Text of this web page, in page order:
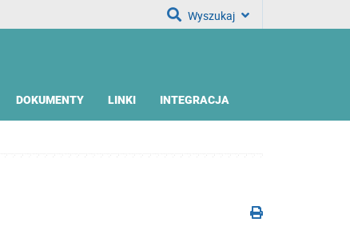
Wyszukaj
DOKUMENTY LINKI INTEGRACJA